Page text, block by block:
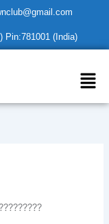
Pin:781001 (India)